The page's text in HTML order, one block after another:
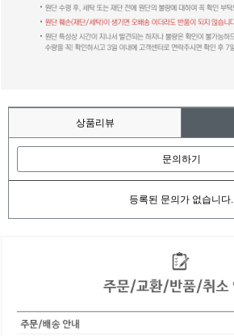
상품리뷰
문의하기
등록된 문의가 없습니다.